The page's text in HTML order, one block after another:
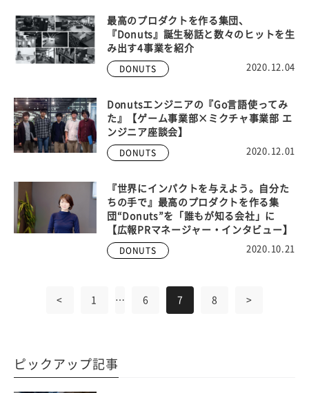
DONUTS 2020.12.04
最高のプロダクトを作る集団、
『Donuts』誕生秘話と数々のヒットを生
み出す4事業を紹介
DONUTS 2020.12.01
Donutsエンジニアの『Go言語使ってみ
た』【ゲーム事業部×ミクチャ事業部 エ
ンジニア座談会】
DONUTS 2020.10.21
『世界にインパクトを与えよう。自分た
ちの手で』最高のプロダクトを作る集
団“Donuts”を「誰もが知る会社」に
【広報PRマネージャー・インタビュー】
< 1 … 6 7 8 >
ピックアップ記事